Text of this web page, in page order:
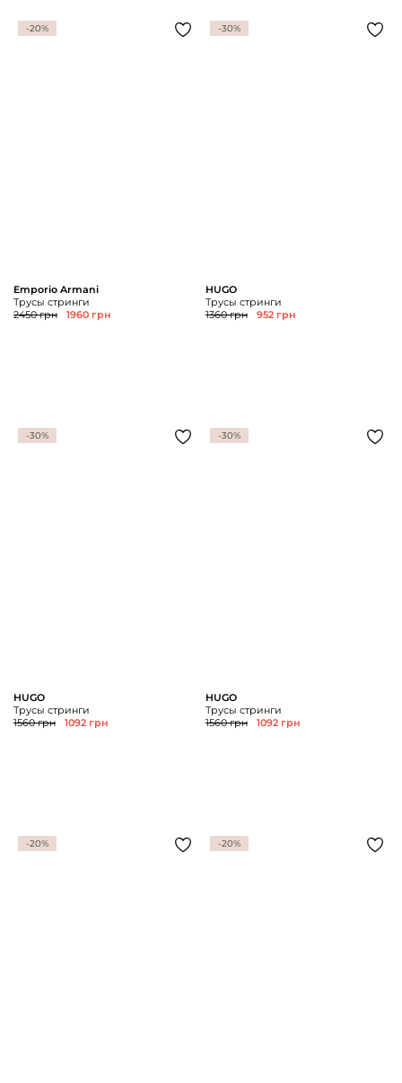
-20%
Emporio Armani
Трусы стринги
2450 грн
1960 грн
-30%
HUGO
Трусы стринги
1360 грн
952 грн
-30%
HUGO
Трусы стринги
1560 грн
1092 грн
-30%
HUGO
Трусы стринги
1560 грн
1092 грн
-20% -20%